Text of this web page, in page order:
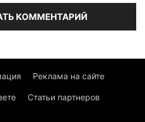
Реклама на сайте
Статьи партнеров